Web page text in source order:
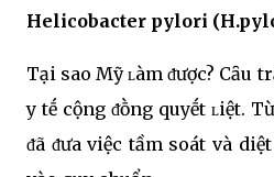
Helicobacter pylori
Tại sao Mỹ ʟàm ᵭược? Cȃu
y tḗ cộng ᵭṑng quyḗt ʟiệt.
ᵭã ᵭưa việc tầm soát và